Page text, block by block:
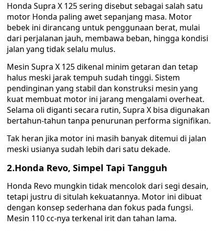
Honda Supra X 125 sering disebut sebagai salah satu
motor Honda paling awet sepanjang masa. Motor
bebek ini dirancang untuk penggunaan berat, mulai
dari perjalanan jauh, membawa beban, hingga kondisi
jalan yang tidak selalu mulus.
Mesin Supra X 125 dikenal minim getaran dan tetap
halus meski jarak tempuh sudah tinggi. Sistem
pendinginan yang stabil dan konstruksi mesin yang
kuat membuat motor ini jarang mengalami overheat.
Selama oli diganti secara rutin, Supra X bisa digunakan
bertahun-tahun tanpa penurunan performa signifikan.
Tak heran jika motor ini masih banyak ditemui di jalan
meski usianya sudah lebih dari satu dekade.
2.Honda Revo, Simpel Tapi Tangguh
Honda Revo mungkin tidak mencolok dari segi desain,
tetapi justru di situlah kekuatannya. Motor ini dibuat
dengan konsep sederhana dan fokus pada fungsi.
Mesin 110 cc-nya terkenal irit dan tahan lama.